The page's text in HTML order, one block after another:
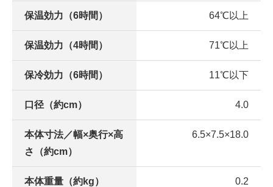
保温効力（6時間） 64℃以上
保温効力（4時間） 71℃以上
保冷効力（6時間） 11℃以下
口径（約cm） 4.0
本体寸法／幅×奥行×高
さ（約cm）
6.5×7.5×18.0
本体重量（約kg） 0.2